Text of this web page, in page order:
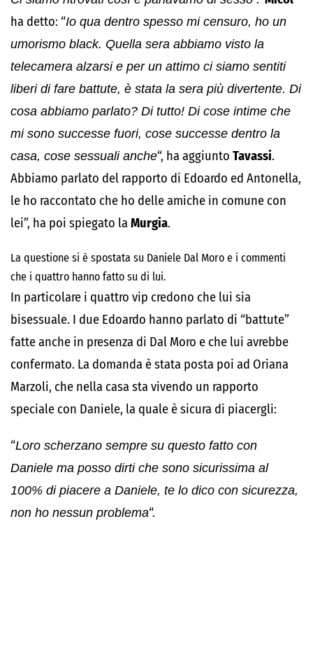
ha detto: “Io qua dentro spesso mi censuro, ho un
umorismo black. Quella sera abbiamo visto la
telecamera alzarsi e per un attimo ci siamo sentiti
liberi di fare battute, è stata la sera più divertente. Di
cosa abbiamo parlato? Di tutto! Di cose intime che
mi sono successe fuori, cose successe dentro la
casa, cose sessuali anche“, ha aggiunto Tavassi.
Abbiamo parlato del rapporto di Edoardo ed Antonella,
le ho raccontato che ho delle amiche in comune con
lei”, ha poi spiegato la Murgia.
La questione si è spostata su Daniele Dal Moro e i commenti
che i quattro hanno fatto su di lui.
In particolare i quattro vip credono che lui sia
bisessuale. I due Edoardo hanno parlato di “battute”
fatte anche in presenza di Dal Moro e che lui avrebbe
confermato. La domanda è stata posta poi ad Oriana
Marzoli, che nella casa sta vivendo un rapporto
speciale con Daniele, la quale è sicura di piacergli:
“Loro scherzano sempre su questo fatto con
Daniele ma posso dirti che sono sicurissima al
100% di piacere a Daniele, te lo dico con sicurezza,
non ho nessun problema“.